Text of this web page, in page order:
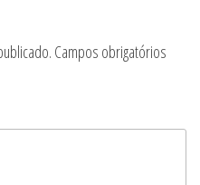
Campos obrigatórios